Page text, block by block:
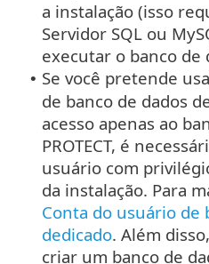
a instalação (isso
Servidor SQL ou
executar o banco de
• Se você pretende
de banco de dados
acesso apenas ao
PROTECT, é
usuário com
da instalação. Para
Conta do usuário de
dedicado. Além
criar um banco de